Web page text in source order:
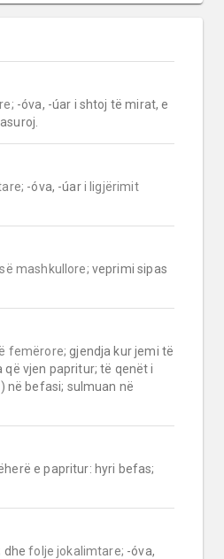
-óva, -úar i shtoj të mirat, e
-óva, -úar i ligjërimit
mashkullore; veprimi sipas
femërore; gjendja kur jemi të
vjen papritur; të qenët i
në befasi; sulmuan në
e papritur: hyri befas;
dhe folje jokalimtare; -óva,